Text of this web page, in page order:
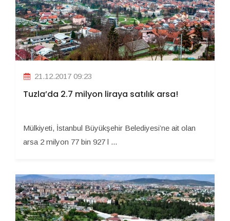
21.12.2017 09:23
Tuzla’da 2.7 milyon liraya satılık arsa!
Mülkiyeti, İstanbul Büyükşehir Belediyesi’ne ait olan
arsa 2 milyon 77 bin 927 l ...